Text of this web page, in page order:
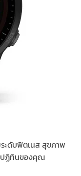
ะดับฟิตเนส สุขภาพ
ปฏิทินของคุณ